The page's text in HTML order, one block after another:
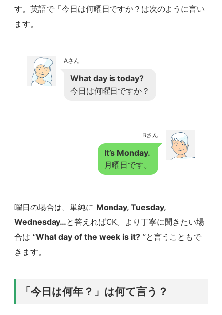
す。英語で「今日は何曜日ですか？は次のように言い
ます。
Aさん
What day is today?
今日は何曜日ですか？
Bさん
It’s Monday.
月曜日です。
曜日の場合は、単純に Monday, Tuesday,
Wednesday…と答えればOK。より丁寧に聞きたい場
合は “What day of the week is it? ”と言うこともで
きます。
「今日は何年？」は何て言う？